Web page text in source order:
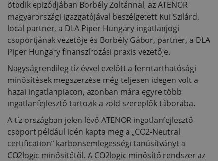
ötödik epizódjában Borbély Zoltánnal, az ATENOR
magyarországi igazgatójával beszélgetett Kui Szilárd,
local partner, a DLA Piper Hungary ingatlanjogi
csoportjának vezetője és Borbély Gábor, partner, a DLA
Piper Hungary finanszírozási praxis vezetője.
Nagyságrendileg tíz évvel ezelőtt a fenntarthatósági
minősítések megszerzése még teljesen idegen volt a
hazai ingatlanpiacon, azonban mára egyre több
ingatlanfejlesztő tartozik a zöld szereplők táborába.
A tíz országban jelen lévő ATENOR ingatlanfejlesztő
csoport például idén kapta meg a „CO2-Neutral
certification” karbonsemlegességi tanúsítványt a
CO2logic minősítőtől. A CO2logic minősítő rendszer az